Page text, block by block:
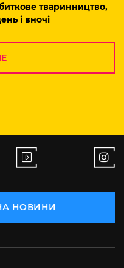
тваринництво,
і вночі
НОВИНИ